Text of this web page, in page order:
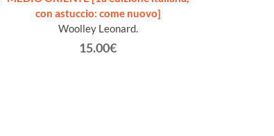
con astuccio: come nuovo]
Woolley Leonard.
15.00€